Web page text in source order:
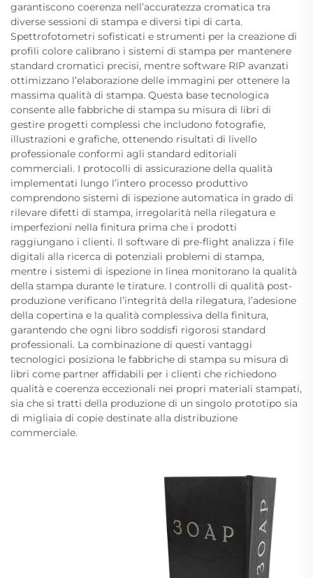
garantiscono coerenza nell’accuratezza cromatica tra
diverse sessioni di stampa e diversi tipi di carta.
Spettrofotometri sofisticati e strumenti per la creazione di
profili colore calibrano i sistemi di stampa per mantenere
standard cromatici precisi, mentre software RIP avanzati
ottimizzano l’elaborazione delle immagini per ottenere la
massima qualità di stampa. Questa base tecnologica
consente alle fabbriche di stampa su misura di libri di
gestire progetti complessi che includono fotografie,
illustrazioni e grafiche, ottenendo risultati di livello
professionale conformi agli standard editoriali
commerciali. I protocolli di assicurazione della qualità
implementati lungo l’intero processo produttivo
comprendono sistemi di ispezione automatica in grado di
rilevare difetti di stampa, irregolarità nella rilegatura e
imperfezioni nella finitura prima che i prodotti
raggiungano i clienti. Il software di pre-flight analizza i file
digitali alla ricerca di potenziali problemi di stampa,
mentre i sistemi di ispezione in linea monitorano la qualità
della stampa durante le tirature. I controlli di qualità post-
produzione verificano l’integrità della rilegatura, l’adesione
della copertina e la qualità complessiva della finitura,
garantendo che ogni libro soddisfi rigorosi standard
professionali. La combinazione di questi vantaggi
tecnologici posiziona le fabbriche di stampa su misura di
libri come partner affidabili per i clienti che richiedono
qualità e coerenza eccezionali nei propri materiali stampati,
sia che si tratti della produzione di un singolo prototipo sia
di migliaia di copie destinate alla distribuzione
commerciale.